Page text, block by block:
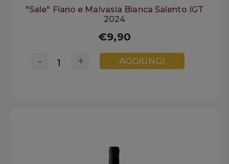
"Sale" Fiano e Malvasia Bianca Salento IGT
2024
€9,90
+
- AGGIUNGI